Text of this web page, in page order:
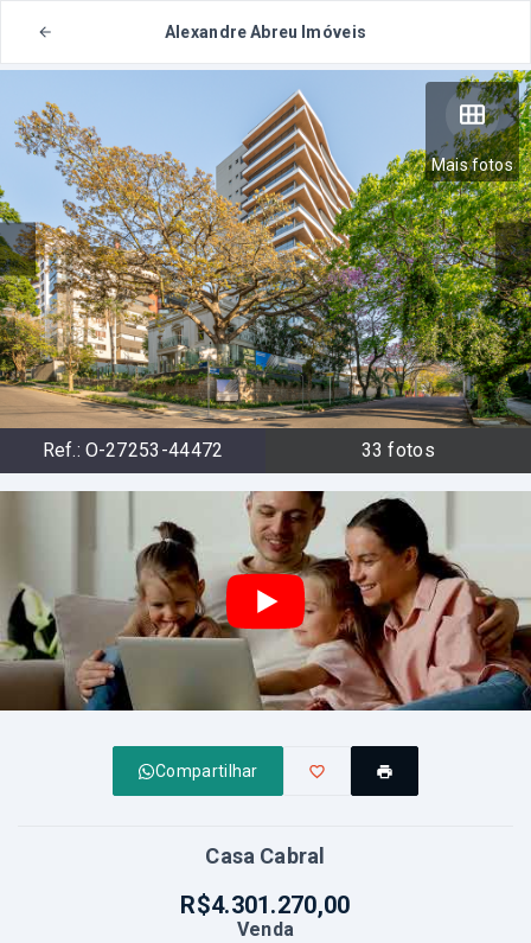
Alexandre Abreu Imóveis
Mais fotos
Ref.: O-27253-44472 33 fotos
Compartilhar
Casa Cabral
R$4.301.270,00
Venda